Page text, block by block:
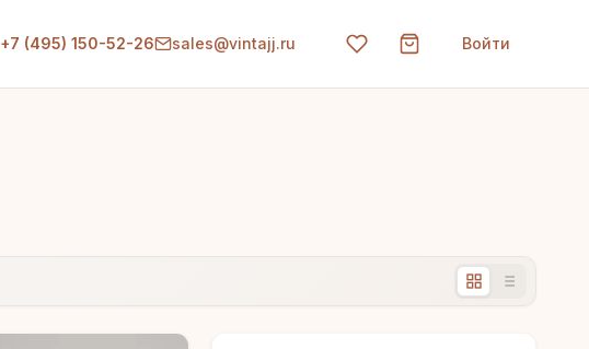
+7 (495) 150-52-26 sales@vintajj.ru Войти